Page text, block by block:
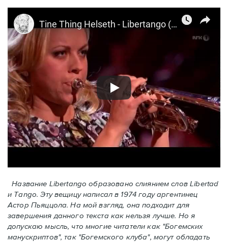
Название Libertango образовано слиянием слов Libertad
и Tango. Эту вещицу написал в 1974 году аргентинец
Астор Пьяццола. На мой взгляд, она подходит для
завершения данного текста как нельзя лучше. Но я
допускаю мысль, что многие читатели как "Богемских
манускриптов", так "Богемского клуба", могут обладать